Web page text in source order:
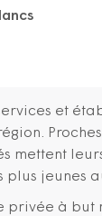
et
mettent
plus jeunes
privée à